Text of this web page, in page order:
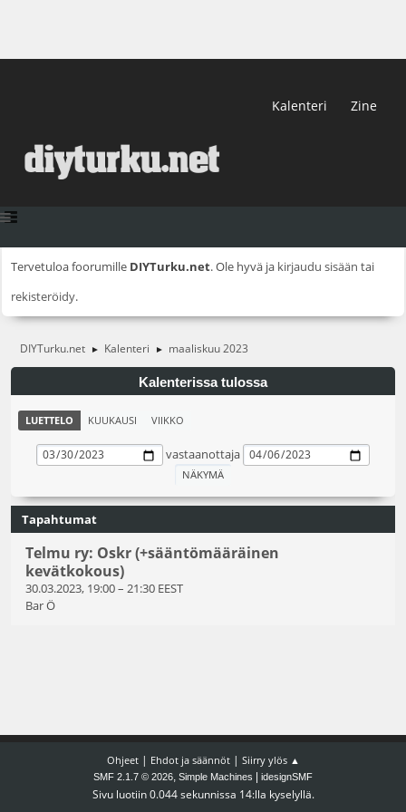
Kalenteri Zine
Tervetuloa foorumille DIYTurku.net. Ole hyvä ja kirjaudu sisään tai
rekisteröidy.
DIYTurku.net ► Kalenteri ► maaliskuu 2023
Kalenterissa tulossa
LUETTELO KUUKAUSI VIIKKO
vastaanottaja
Tapahtumat
Telmu ry: Oskr (+sääntömääräinen
kevätkokous)
30.03.2023, 19:00– 21:30 EEST
Bar Ö
Ohjeet| Ehdot ja säännöt| Siirry ylös ▲
SMF 2.1.7 © 2026, Simple Machines idesignSMF
Sivu luotiin 0.044 sekunnissa 14:lla kyselyllä.